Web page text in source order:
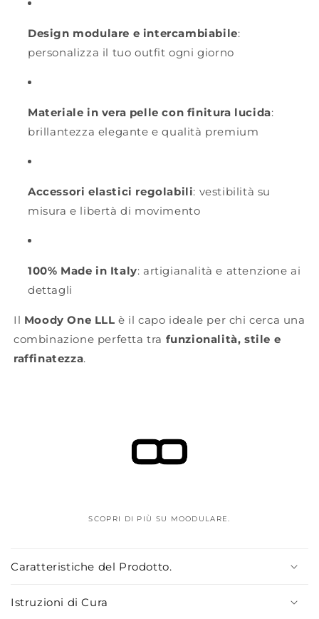
Design modulare e intercambiabile:
personalizza il tuo outfit ogni giorno
Materiale in vera pelle con finitura lucida:
brillantezza elegante e qualità premium
Accessori elastici regolabili: vestibilità su
misura e libertà di movimento
100% Made in Italy: artigianalità e attenzione ai
dettagli
Il Moody One LLL è il capo ideale per chi cerca una
combinazione perfetta tra funzionalità, stile e
raffinatezza.
SCOPRI DI PIÙ SU MOODULARE.
o
t
Caratteristiche del Prodotto.
Istruzioni di Cura